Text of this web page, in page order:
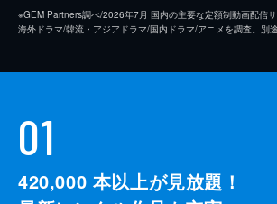
※GEM Partners調べ/2026年7⽉ 国内の主要な定額制動画配信
海外ドラマ/韓流・アジアドラマ/国内ドラマ/アニメを調査。別
01
420,000 本以上が見放題！